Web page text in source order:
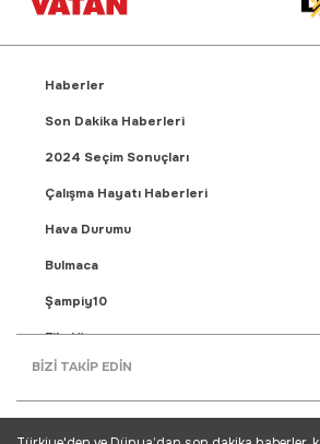
Haberler
Son Dakika Haberleri
2024 Seçim Sonuçları
Çalışma Hayatı Haberleri
Hava Durumu
Bulmaca
Şampiy10
Fikstür
Puan Durumu
BİZİ TAKİP EDİN